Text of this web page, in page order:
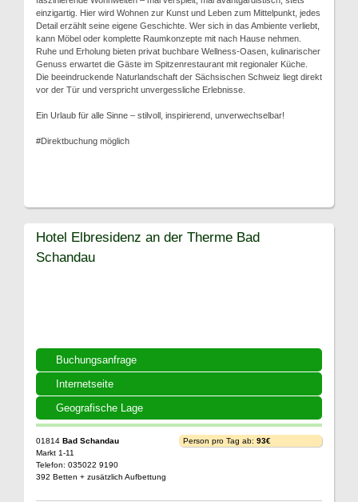
einzigartig. Hier wird Wohnen zur Kunst und Leben zum Mittelpunkt, jedes
Detail erzählt seine eigene Geschichte. Wer sich in das Ambiente verliebt,
kann Möbel oder komplette Raumkonzepte mit nach Hause nehmen.
Ruhe und Erholung bieten privat buchbare Wellness-Oasen, kulinarischer
Genuss erwartet die Gäste im Spitzenrestaurant mit regionaler Küche.
Die beeindruckende Naturlandschaft der Sächsischen Schweiz liegt direkt
vor der Tür und verspricht unvergessliche Erlebnisse.
Ein Urlaub für alle Sinne – stilvoll, inspirierend, unverwechselbar!
#Direktbuchung möglich
Buchungsanfrage
Internetseite
Geografische Lage
Hotel Elbresidenz an der Therme Bad
Schandau
01814 Bad Schandau
Markt 1-11
Telefon: 035022 9190
392 Betten + zusätzlich Aufbettung
Person pro Tag ab: 93€